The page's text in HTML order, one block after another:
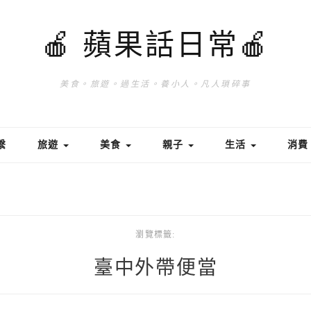
🍎 蘋果話日常🍎
美食。旅遊。過生活。養小人。凡人瑣碎事
旅遊 美食 親子 生活 消費
瀏覽標籤:
臺中外帶便當